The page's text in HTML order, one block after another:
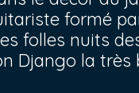
formé
folles nuits
Django la très